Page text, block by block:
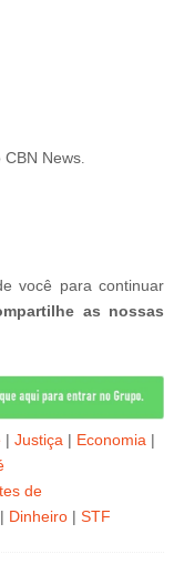
CBN News.
você para continuar
as nossas
| Justiça | Economia |
de
| Dinheiro |STF